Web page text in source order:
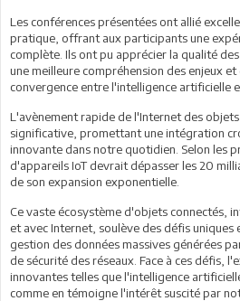
Les conférences présentées ont allié
pratique, offrant aux participants une
complète. Ils ont pu apprécier la qualité
une meilleure compréhension des enjeux
convergence entre l'intelligence artificielle
L'avènement rapide de l'Internet des
significative, promettant une intégration
innovante dans notre quotidien. Selon les
d'appareils IoT devrait dépasser les 20
de son expansion exponentielle.
Ce vaste écosystème d'objets connectés,
et avec Internet, soulève des défis
gestion des données massives générées
de sécurité des réseaux. Face à ces défis,
innovantes telles que l'intelligence
comme en témoigne l'intérêt suscité par